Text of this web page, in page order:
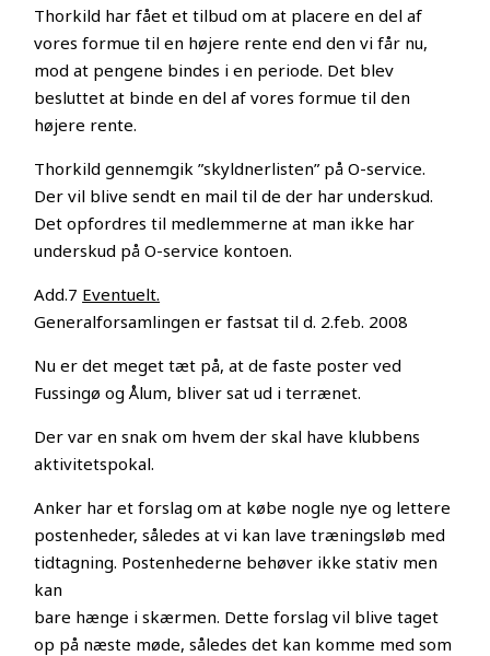
Thorkild har fået et tilbud om at placere en del af
vores formue til en højere rente end den vi får nu,
mod at pengene bindes i en periode. Det blev
besluttet at binde en del af vores formue til den
højere rente.
Thorkild gennemgik ”skyldnerlisten” på O-service.
Der vil blive sendt en mail til de der har underskud.
Det opfordres til medlemmerne at man ikke har
underskud på O-service kontoen.
Add.7 Eventuelt.
Generalforsamlingen er fastsat til d. 2.feb. 2008
Nu er det meget tæt på, at de faste poster ved
Fussingø og Ålum, bliver sat ud i terrænet.
Der var en snak om hvem der skal have klubbens
aktivitetspokal.
Anker har et forslag om at købe nogle nye og lettere
postenheder, således at vi kan lave træningsløb med
tidtagning. Postenhederne behøver ikke stativ men
kan
bare hænge i skærmen. Dette forslag vil blive taget
op på næste møde, således det kan komme med som